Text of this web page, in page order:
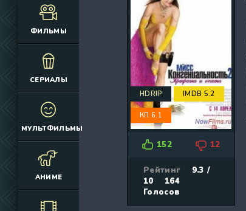
ФИЛЬМЫ
(12925)
(4392)
(6692)
(2645)
(2752)
(2164)
(10686)
(7063)
(3006)
(308)
(4415)
(4533)
СЕРИАЛЫ
(3076)
(2166)
(1830)
(324)
(884)
(12174)
(335)
МУЛЬТФИЛЬМЫ
АНИМЕ
HDRIP IMDB 5.2
КП 6.1
152 12
Рейтинг
9.3 /
10
164
Голосов